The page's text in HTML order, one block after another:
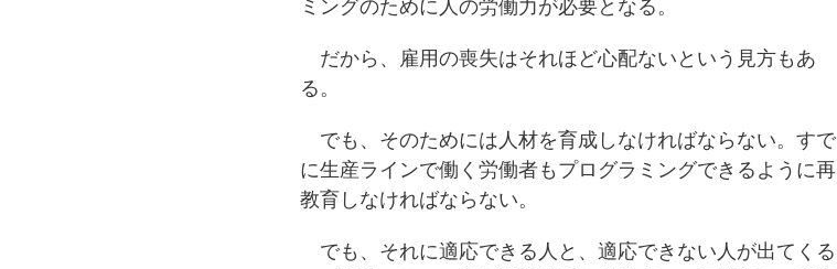
ミングのために人の労働力が必要となる。
だから、雇用の喪失はそれほど心配ないという見方もあ
る。
でも、そのためには人材を育成しなければならない。すで
に生産ラインで働く労働者もプログラミングできるように再
教育しなければならない。
でも、それに適応できる人と、適応できない人が出てくる